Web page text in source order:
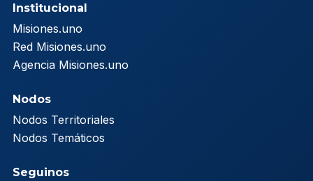
Institucional
Misiones.uno
Red Misiones.uno
Agencia Misiones.uno
Nodos
Nodos Territoriales
Nodos Temáticos
Seguinos